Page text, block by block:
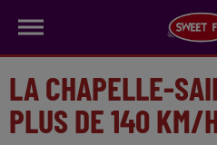
LA CHAPELLE-
PLUS DE 140 KM/